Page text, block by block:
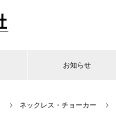
お知らせ
ネックレス・チョーカー